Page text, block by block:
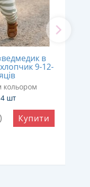
в
9-12-
кольором
4 шт
Купити